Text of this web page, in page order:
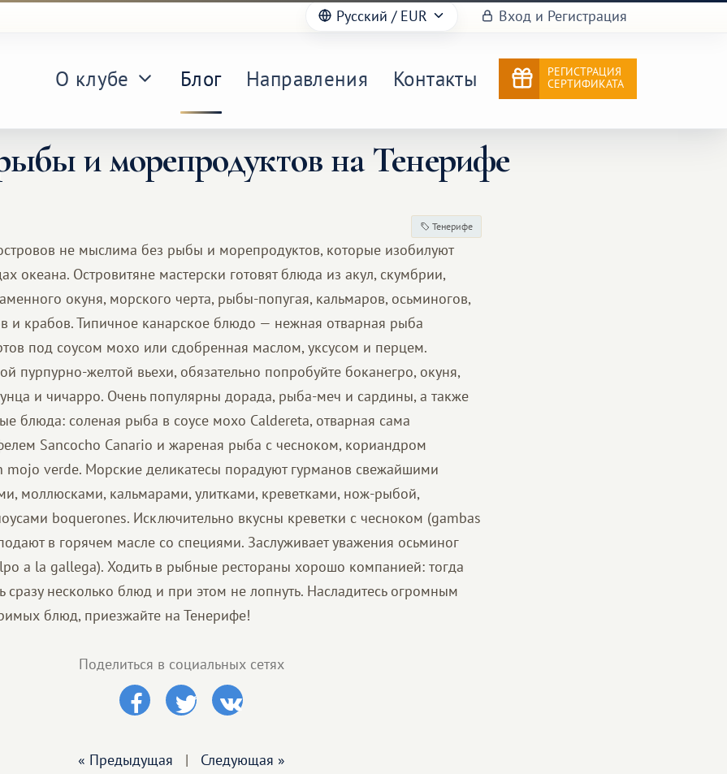
Русский / EUR Вход и Регистрация
О клубе Блог Направления Контакты
РЕГИСТРАЦИЯ
СЕРТИФИКАТА
и морепродуктов на Тенерифе
Тенерифе
не мыслима без рыбы и морепродуктов, которые изобилуют
океана. Островитяне мастерски готовят блюда из акул, скумбрии,
окуня, морского черта, рыбы-попугая, кальмаров, осьминогов,
и крабов. Типичное канарское блюдо — нежная отварная рыба
под соусом мохо или сдобренная маслом, уксусом и перцем.
пурпурно-желтой вьехи, обязательно попробуйте боканегро, окуня,
и чичарро. Очень популярны дорада, рыба-меч и сардины, а также
блюда: соленая рыба в соусе мохо Caldereta, отварная сама
Sancocho Canario и жареная рыба с чесноком, кориандром
mojo verde. Морские деликатесы порадуют гурманов свежайшими
моллюсками, кальмарами, улитками, креветками, нож-рыбой,
boquerones. Исключительно вкусны креветки с чесноком (gambas
в горячем масле со специями. Заслуживает уважения осьминог
a la gallega). Ходить в рыбные рестораны хорошо компанией: тогда
сразу несколько блюд и при этом не лопнуть. Насладитесь огромным
блюд, приезжайте на Тенерифе!
Поделиться в социальных сетях
« Предыдущая | Следующая »